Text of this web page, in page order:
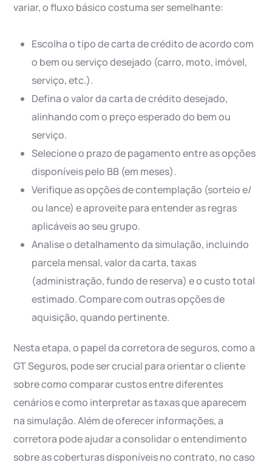
variar, o fluxo básico costuma ser semelhante:
Escolha o tipo de carta de crédito de acordo com
o bem ou serviço desejado (carro, moto, imóvel,
serviço, etc.).
Defina o valor da carta de crédito desejado,
alinhando com o preço esperado do bem ou
serviço.
Selecione o prazo de pagamento entre as opções
disponíveis pelo BB (em meses).
Verifique as opções de contemplação (sorteio e/
ou lance) e aproveite para entender as regras
aplicáveis ao seu grupo.
Analise o detalhamento da simulação, incluindo
parcela mensal, valor da carta, taxas
(administração, fundo de reserva) e o custo total
estimado. Compare com outras opções de
aquisição, quando pertinente.
Nesta etapa, o papel da corretora de seguros, como a
GT Seguros, pode ser crucial para orientar o cliente
sobre como comparar custos entre diferentes
cenários e como interpretar as taxas que aparecem
na simulação. Além de oferecer informações, a
corretora pode ajudar a consolidar o entendimento
sobre as coberturas disponíveis no contrato, no caso